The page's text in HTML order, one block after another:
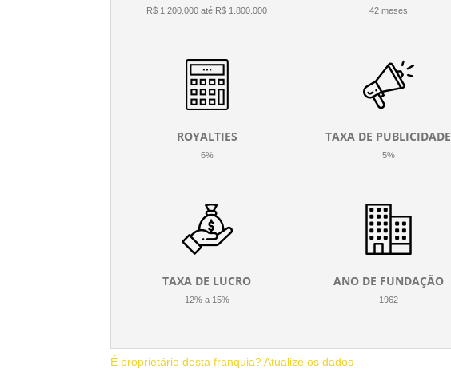
R$ 1.200.000 até R$ 1.800.000 42 meses
ROYALTIES
6%
TAXA DE PUBLICIDADE
5%
TAXA DE LUCRO
12% a 15%
ANO DE FUNDAÇÃO
1962
É proprietário desta franquia? Atualize os dados